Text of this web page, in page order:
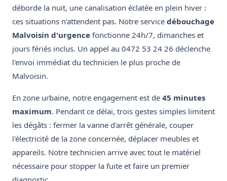
déborde la nuit, une canalisation éclatée en plein hiver :
ces situations n'attendent pas. Notre service débouchage
Malvoisin d'urgence fonctionne 24h/7, dimanches et
jours fériés inclus. Un appel au 0472 53 24 26 déclenche
l'envoi immédiat du technicien le plus proche de
Malvoisin.
En zone urbaine, notre engagement est de 45 minutes
maximum. Pendant ce délai, trois gestes simples limitent
les dégâts : fermer la vanne d'arrêt générale, couper
l'électricité de la zone concernée, déplacer meubles et
appareils. Notre technicien arrive avec tout le matériel
nécessaire pour stopper la fuite et faire un premier